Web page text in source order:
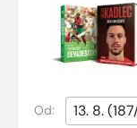
Od: